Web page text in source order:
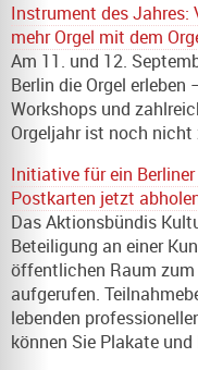
Instrument des Jahres:
mehr Orgel mit dem
Am 11. und 12.
Berlin die Orgel erleben
Workshops und
Orgeljahr ist noch nicht
Initiative für ein
Postkarten jetzt
Das Aktionsbündis
Beteiligung an einer
öffentlichen Raum
aufgerufen.
lebenden
können Sie Plakate